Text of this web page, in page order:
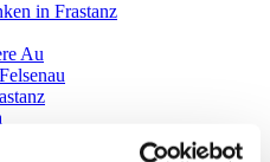
in Frastanz
Au